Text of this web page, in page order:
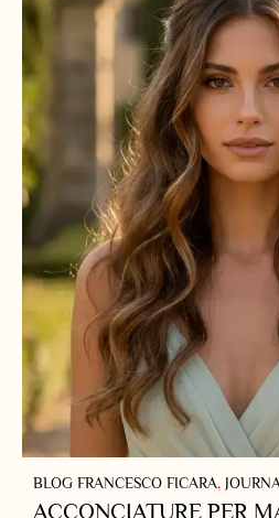
BLOG FRANCESCO FICARA,
ACCONCIATURE PER